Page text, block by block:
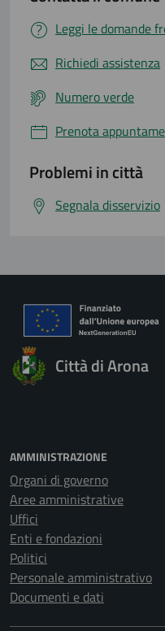
Leggi le domande
Richiedi assistenza
Numero verde
Prenota
Problemi in città
Segnala disservizio
Città di Arona
AMMINISTRAZIONE
Organi di governo
Aree amministrative
Uffici
Enti e fondazioni
Politici
Personale amministrativo
Documenti e dati